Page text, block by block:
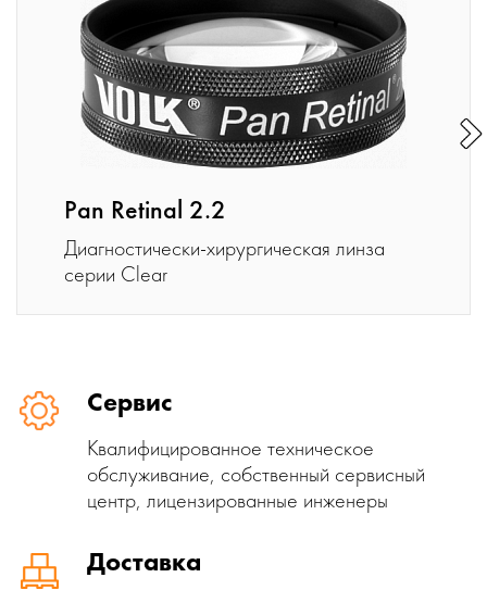
Pan Retinal 2.2
Диагностически-хирургическая линза
серии Clear
Сервис
Квалифицированное техническое
обслуживание, собственный сервисный
центр, лицензированные инженеры
Доставка